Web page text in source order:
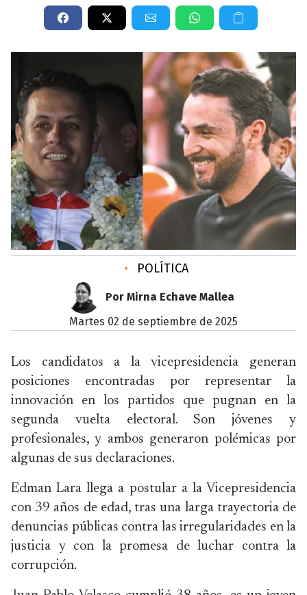
• POLÍTICA
Por Mirna Echave Mallea
martes 02 de septiembre de 2025
Los candidatos a la vicepresidencia generan
posiciones encontradas por representar la
innovación en los partidos que pugnan en la
segunda vuelta electoral. Son jóvenes y
profesionales, y ambos generaron polémicas por
algunas de sus declaraciones.
Edman Lara llega a postular a la Vicepresidencia
con 39 años de edad, tras una larga trayectoria de
denuncias públicas contra las irregularidades en la
justicia y con la promesa de luchar contra la
corrupción.